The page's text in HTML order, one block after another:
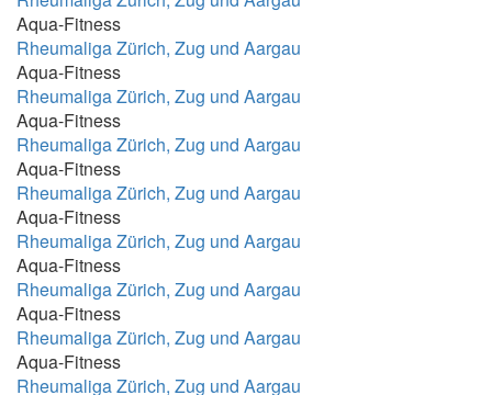
18:00 oder 18:30 für 45 Minuten (Bedarf der
Mehrheit entscheidet die Startzeit
18:00- 19:00
18:00-18:30
18:00-18:40
18:00-18:45 oder 19:00-19:45
18:00-18:45; 18:15-19:00
18:00-18:45; 19:05-19:50
18:00-19:00
18:00-19:15
18:00-20:00
Aqua-Fitness
Rheumaliga Zürich, Zug und Aargau
Aqua-Fitness
Rheumaliga Zürich, Zug und Aargau
Aqua-Fitness
Rheumaliga Zürich, Zug und Aargau
Aqua-Fitness
Rheumaliga Zürich, Zug und Aargau
Aqua-Fitness
Rheumaliga Zürich, Zug und Aargau
Aqua-Fitness
Rheumaliga Zürich, Zug und Aargau
Aqua-Fitness
Rheumaliga Zürich, Zug und Aargau
Aqua-Fitness
Rheumaliga Zürich, Zug und Aargau